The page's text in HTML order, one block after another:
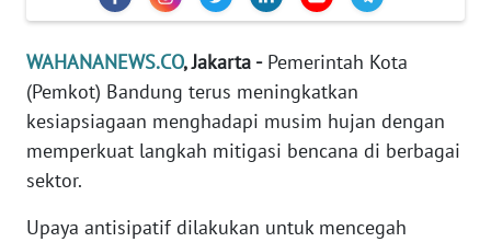
WAHANANEWS.CO, Jakarta -Pemerintah Kota
(Pemkot) Bandung terus meningkatkan
kesiapsiagaan menghadapi musim hujan dengan
memperkuat langkah mitigasi bencana di berbagai
sektor.
Upaya antisipatif dilakukan untuk mencegah
INDEKS
BERITA
KONTAK